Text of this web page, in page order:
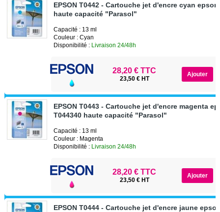
EPSON T0442 - Cartouche jet d'encre cyan epson
haute capacité "Parasol"
Capacité : 13 ml
Couleur : Cyan
Disponibilité : Livraison 24/48h
28,20 € TTC
23,50 € HT
EPSON T0443 - Cartouche jet d'encre magenta
T044340 haute capacité "Parasol"
Capacité : 13 ml
Couleur : Magenta
Disponibilité : Livraison 24/48h
28,20 € TTC
23,50 € HT
EPSON T0444 - Cartouche jet d'encre jaune